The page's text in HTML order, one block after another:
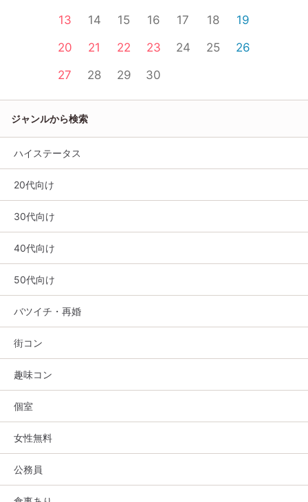
13
14 15 16 17 18
19
20
21 22 23 24 25
26
27
28 29 30
ジャンルから検索
ハイステータス
20代向け
30代向け
40代向け
50代向け
バツイチ・再婚
街コン
趣味コン
個室
女性無料
公務員